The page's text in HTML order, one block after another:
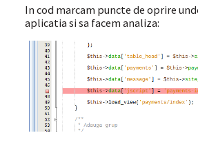
In cod marcam puncte de oprire
aplicatia si sa facem analiza: